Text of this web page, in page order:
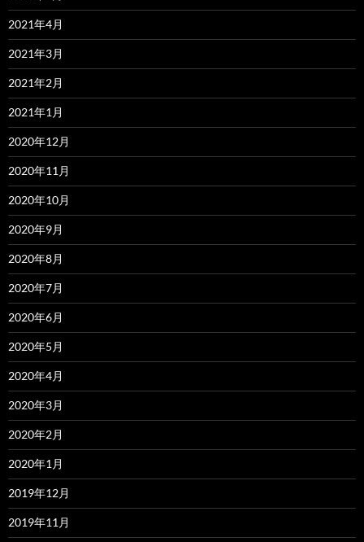
2021年4月
2021年3月
2021年2月
2021年1月
2020年12月
2020年11月
2020年10月
2020年9月
2020年8月
2020年7月
2020年6月
2020年5月
2020年4月
2020年3月
2020年2月
2020年1月
2019年12月
2019年11月